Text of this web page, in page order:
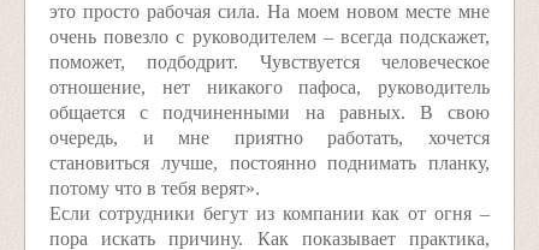
это просто рабочая сила. На моем новом месте мне
очень повезло с руководителем – всегда подскажет,
поможет, подбодрит. Чувствуется человеческое
отношение, нет никакого пафоса, руководитель
общается с подчиненными на равных. В свою
очередь, и мне приятно работать, хочется
становиться лучше, постоянно поднимать планку,
потому что в тебя верят».
Если сотрудники бегут из компании как от огня –
пора искать причину. Как показывает практика,